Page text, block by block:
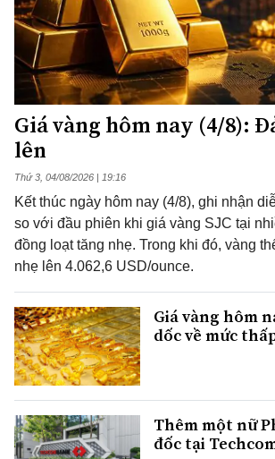
Giá vàng hôm nay (4/8):
lên
Thứ 3, 04/08/2026 | 19:16
Kết thúc ngày hôm nay (4/8), ghi nhận
so với đầu phiên khi giá vàng SJC tại
đồng loạt tăng nhẹ. Trong khi đó, vàng
nhẹ lên 4.062,6 USD/ounce.
Giá vàng hôm
dốc về mức
Thêm một nữ
đốc tại